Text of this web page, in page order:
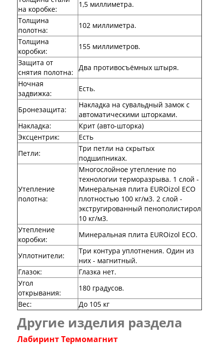
Империя
Классика
Лайн
Мегаполис
Мегаполис ГЛ
Неоклассика Про
Скин
Тренд
Двери ВанМарк
Шпон текстурированный
Эмалекс
Серия София
Эмаль
Серия Дебют
Серия Нео
Серия Симпл
Серия Синди
Серия Скай
Серия Стефани
Серия Уно
Двери Верда
ПЭТ Верда
Коллекция дверей Альтекс
Коллекция дверей Элеганс
Экошпон Верда
Коллекция дверей Лофт
Коллекция дверей Некст
Коллекция дверей Техно
Эмаль Верда
Двери Дворецкий
Шпон Дворецкий
Эмаль Дворецкий
Двери Про
Инвизибл Про
Экошпон Про
на коробке:
1,5 миллиметра.
Толщина
полотна:
102 миллиметра.
Толщина
коробки:
155 миллиметров.
Защита от
снятия полотна:
Два противосъёмных штыря.
Ночная
задвижка:
Есть.
Бронезащита:
Накладка на сувальдный замок с
автоматическими шторками.
Накладка:
Крит (авто-шторка)
Эксцентрик:
Есть
Петли:
Три петли на скрытых
подшипниках.
Утепление
полотна:
Многослойное утепление по
технологии терморазрыва. 1 слой -
Минеральная плита EUROizol ECO
плотностью 100 кг/м3. 2 слой -
экстругированный пенополистирол
10 кг/м3.
Утепление
коробки:
Минеральная плита EUROizol ECO.
Уплотнители:
Три контура уплотнения. Один из
них - магнитный.
Глазок:
Глазка нет.
Угол
открывания:
180 градусов.
Вес: До 105 кг
Другие изделия раздела
Лабиринт Термомагнит